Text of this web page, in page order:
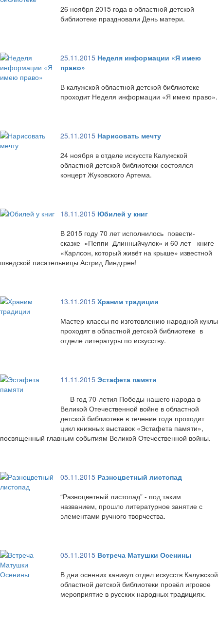
26 ноября 2015 года в областной детской
библиотеке праздновали День матери.
25.11.2015 Неделя информации «Я имею
право»
В калужской областной детской библиотеке
проходит Неделя информации «Я имею право».
25.11.2015 Нарисовать мечту
24 ноября в отделе искусств Калужской
областной детской библиотеки состоялся
концерт Жуковского Артема.
18.11.2015 Юбилей у книг
В 2015 году 70 лет исполнилось повести-
сказке «Пеппи Длинныйчулок» и 60 лет - книге
«Карлсон, который живёт на крыше» известной
шведской писательницы Астрид Линдгрен!
13.11.2015 Храним традиции
Мастер-классы по изготовлению народной куклы
проходят в областной детской библиотеке в
отделе литературы по искусству.
11.11.2015 Эстафета памяти
В год 70-летия Победы нашего народа в
Великой Отечественной войне в областной
детской библиотеке в течение года проходит
цикл книжных выставок «Эстафета памяти»,
посвященный главным событиям Великой Отечественной войны.
05.11.2015 Разноцветный листопад
“Разноцветный листопад” - под таким
названием, прошло литературное занятие с
элементами ручного творчества.
05.11.2015 Встреча Матушки Осенины
В дни осенних каникул отдел искусств Калужской
областной детской библиотеки провёл игровое
мероприятие в русских народных традициях.